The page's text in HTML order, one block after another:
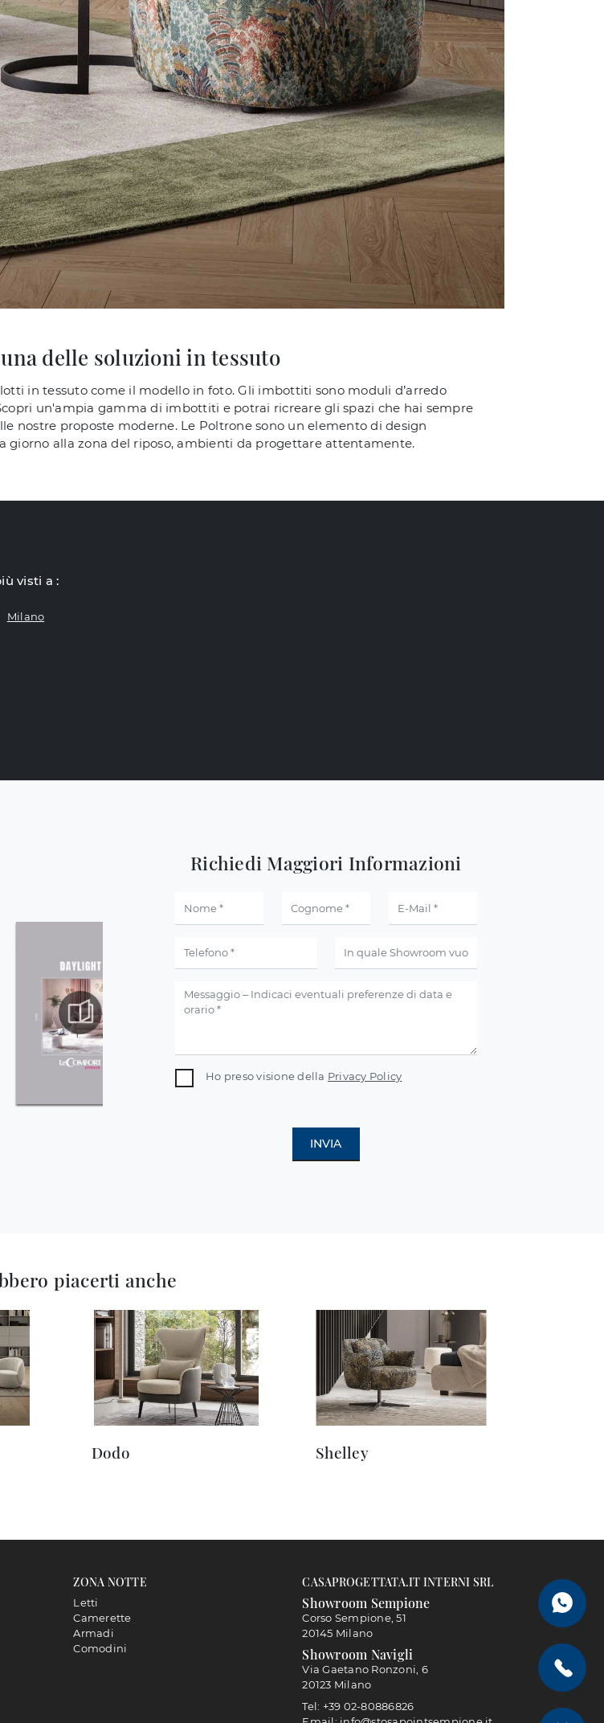
delle soluzioni in tessuto
in tessuto come il modello in foto. Gli imbottiti sono moduli d’arredo
un'ampia gamma di imbottiti e potrai ricreare gli spazi che hai sempre
nostre proposte moderne. Le Poltrone sono un elemento di design
alla zona del riposo, ambienti da progettare attentamente.
visti a :
Milano
Richiedi Maggiori Informazioni
Ho preso visione della Privacy Policy
INVIA
piacerti anche
Dodo Shelley
ZONA NOTTE
Letti
Camerette
Armadi
Comodini
CASAPROGETTATA.IT INTERNI SRL
Showroom Sempione
Corso Sempione, 51
20145 Milano
Showroom Navigli
Via Gaetano Ronzoni, 6
20123 Milano
Tel: +39 02-80886826